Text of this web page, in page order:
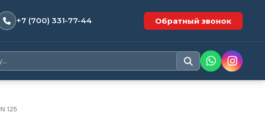
+7 (700) 331-77-44 Обратный звонок
125